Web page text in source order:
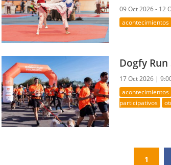
09 Oct 2026 - 12
acontecimientos
Dogfy
17 Oct 2026 |
acontecimientos
participativos
1